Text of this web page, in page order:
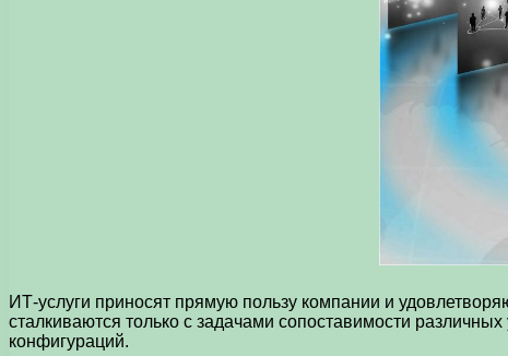
ИТ-услуги приносят прямую пользу компании и
сталкиваются только с задачами сопоставимости
конфигураций.